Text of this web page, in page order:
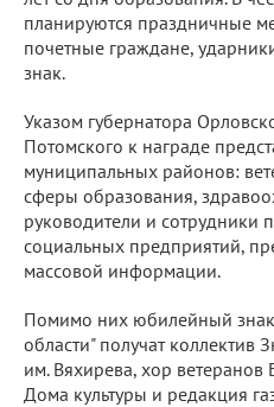
планируются праздничные
почетные граждане,
знак.
Указом губернатора
Потомского к награде
муниципальных районов:
сферы образования,
руководители и
социальных предприятий,
массовой информации.
Помимо них юбилейный
области" получат
им. Вяхирева, хор ветеранов
Дома культуры и редакция